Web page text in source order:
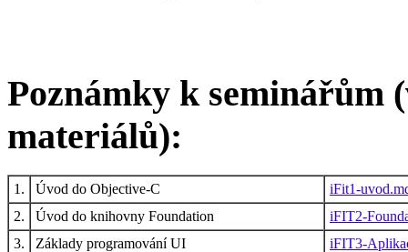
Poznámky k seminářům
materiálů):
1. Úvod do Objective-C
iFit1-
2.
Úvod do knihovny Foundation
iFIT2-
3.
Základy programování UI
iFIT3-